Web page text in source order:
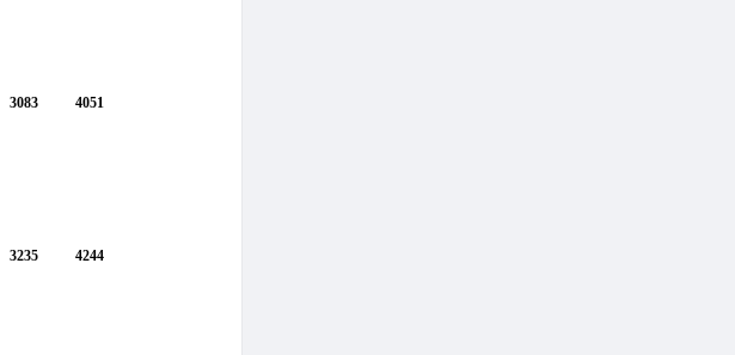
3083 4051
3235 4244